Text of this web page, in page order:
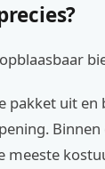
pakket uit
meeste